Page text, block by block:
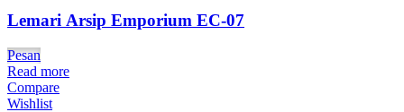
Lemari Arsip Emporium EC-07
Pesan
Read more
Compare
Wishlist